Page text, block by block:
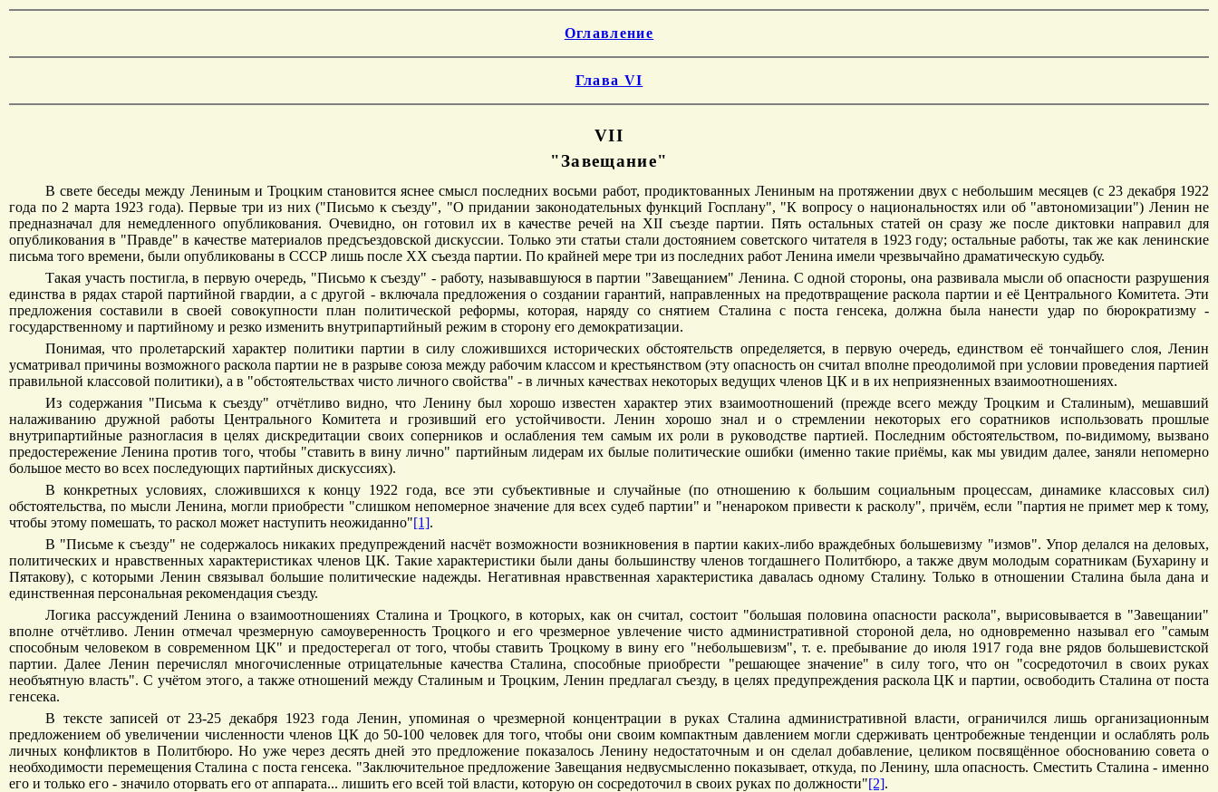
Оглавление
Глава VI
VII
"Завещание"
В свете беседы между Лениным и Троцким становится яснее смысл последних восьми работ, продиктованных Лениным на протяжении двух с небольшим месяцев (с 23 декабря 1922
года по 2 марта 1923 года). Первые три из них ("Письмо к съезду", "О придании законодательных функций Госплану", "К вопросу о национальностях или об "автономизации") Ленин не
предназначал для немедленного опубликования. Очевидно, он готовил их в качестве речей на XII съезде партии. Пять остальных статей он сразу же после диктовки направил для
опубликования в "Правде" в качестве материалов предсъездовской дискуссии. Только эти статьи стали достоянием советского читателя в 1923 году; остальные работы, так же как ленинские
письма того времени, были опубликованы в СССР лишь после XX съезда партии. По крайней мере три из последних работ Ленина имели чрезвычайно драматическую судьбу.
Такая участь постигла, в первую очередь, "Письмо к съезду" - работу, называвшуюся в партии "Завещанием" Ленина. С одной стороны, она развивала мысли об опасности разрушения
единства в рядах старой партийной гвардии, а с другой - включала предложения о создании гарантий, направленных на предотвращение раскола партии и её Центрального Комитета. Эти
предложения составили в своей совокупности план политической реформы, которая, наряду со снятием Сталина с поста генсека, должна была нанести удар по бюрократизму -
государственному и партийному и резко изменить внутрипартийный режим в сторону его демократизации.
Понимая, что пролетарский характер политики партии в силу сложившихся исторических обстоятельств определяется, в первую очередь, единством её тончайшего слоя, Ленин
усматривал причины возможного раскола партии не в разрыве союза между рабочим классом и крестьянством (эту опасность он считал вполне преодолимой при условии проведения партией
правильной классовой политики), а в "обстоятельствах чисто личного свойства" - в личных качествах некоторых ведущих членов ЦК и в их неприязненных взаимоотношениях.
Из содержания "Письма к съезду" отчётливо видно, что Ленину был хорошо известен характер этих взаимоотношений (прежде всего между Троцким и Сталиным), мешавший
налаживанию дружной работы Центрального Комитета и грозивший его устойчивости. Ленин хорошо знал и о стремлении некоторых его соратников использовать прошлые
внутрипартийные разногласия в целях дискредитации своих соперников и ослабления тем самым их роли в руководстве партией. Последним обстоятельством, по-видимому, вызвано
предостережение Ленина против того, чтобы "ставить в вину лично" партийным лидерам их былые политические ошибки (именно такие приёмы, как мы увидим далее, заняли непомерно
большое место во всех последующих партийных дискуссиях).
В конкретных условиях, сложившихся к концу 1922 года, все эти субъективные и случайные (по отношению к большим социальным процессам, динамике классовых сил)
обстоятельства, по мысли Ленина, могли приобрести "слишком непомерное значение для всех судеб партии" и "ненароком привести к расколу", причём, если "партия не примет мер к тому,
чтобы этому помешать, то раскол может наступить неожиданно"[1].
В "Письме к съезду" не содержалось никаких предупреждений насчёт возможности возникновения в партии каких-либо враждебных большевизму "измов". Упор делался на деловых,
политических и нравственных характеристиках членов ЦК. Такие характеристики были даны большинству членов тогдашнего Политбюро, а также двум молодым соратникам (Бухарину и
Пятакову), с которыми Ленин связывал большие политические надежды. Негативная нравственная характеристика давалась одному Сталину. Только в отношении Сталина была дана и
единственная персональная рекомендация съезду.
Логика рассуждений Ленина о взаимоотношениях Сталина и Троцкого, в которых, как он считал, состоит "большая половина опасности раскола", вырисовывается в "Завещании"
вполне отчётливо. Ленин отмечал чрезмерную самоуверенность Троцкого и его чрезмерное увлечение чисто административной стороной дела, но одновременно называл его "самым
способным человеком в современном ЦК" и предостерегал от того, чтобы ставить Троцкому в вину его "небольшевизм", т. е. пребывание до июля 1917 года вне рядов большевистской
партии. Далее Ленин перечислял многочисленные отрицательные качества Сталина, способные приобрести "решающее значение" в силу того, что он "сосредоточил в своих руках
необъятную власть". С учётом этого, а также отношений между Сталиным и Троцким, Ленин предлагал съезду, в целях предупреждения раскола ЦК и партии, освободить Сталина от поста
генсека.
В тексте записей от 23-25 декабря 1923 года Ленин, упоминая о чрезмерной концентрации в руках Сталина административной власти, ограничился лишь организационным
предложением об увеличении численности членов ЦК до 50-100 человек для того, чтобы они своим компактным давлением могли сдерживать центробежные тенденции и ослаблять роль
личных конфликтов в Политбюро. Но уже через десять дней это предложение показалось Ленину недостаточным и он сделал добавление, целиком посвящённое обоснованию совета о
необходимости перемещения Сталина с поста генсека. "Заключительное предложение Завещания недвусмысленно показывает, откуда, по Ленину, шла опасность. Сместить Сталина - именно
его и только его - значило оторвать его от аппарата... лишить его всей той власти, которую он сосредоточил в своих руках по должности"[2].